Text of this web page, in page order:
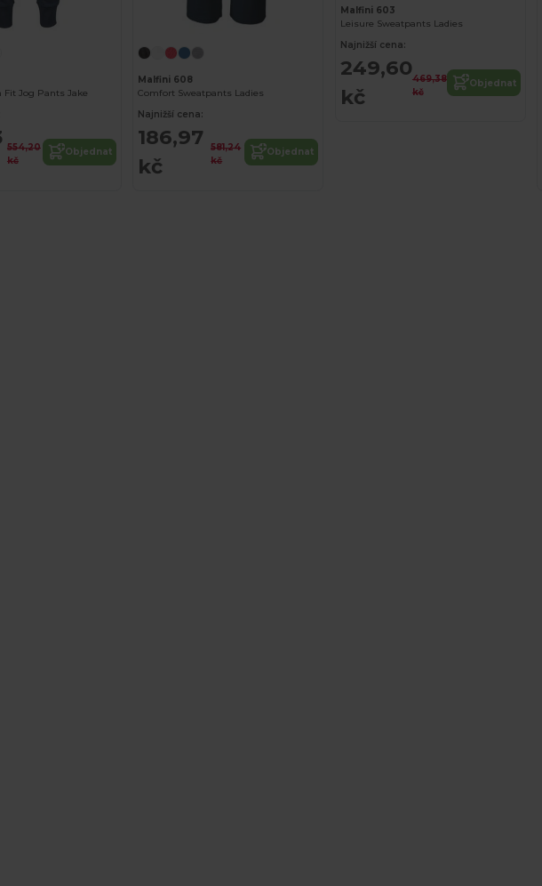
Fit Jog Pants Jake
554,20
kč
Objednat
Malfini 608
Comfort Sweatpants Ladies
Najnižší cena:
186,97
kč
581,24
kč
Objednat
Malfini 603
Leisure Sweatpants Ladies
Najnižší cena:
249,60
kč
469,38
kč
Objednat